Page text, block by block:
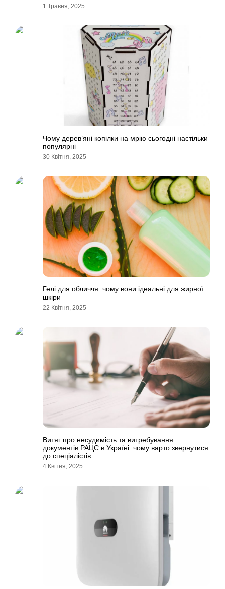
1 Травня, 2025
Чому дерев’яні копілки на мрію сьогодні настільки
популярні
30 Квітня, 2025
Гелі для обличчя: чому вони ідеальні для жирної
шкіри
22 Квітня, 2025
Витяг про несудимість та витребування
документів РАЦС в Україні: чому варто звернутися
до спеціалістів
4 Квітня, 2025